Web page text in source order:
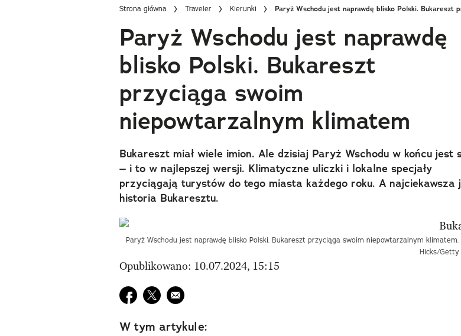
Strona główna Traveler Kierunki Paryż Wschodu jest naprawdę blisko Polski. Bukareszt
Paryż Wschodu jest naprawdę
blisko Polski. Bukareszt
przyciąga swoim
niepowtarzalnym klimatem
Bukareszt miał wiele imion. Ale dzisiaj Paryż Wschodu w końcu jest
– i to w najlepszej wersji. Klimatyczne uliczki i lokalne specjały
przyciągają turystów do tego miasta każdego roku. A najciekawsza
historia Bukaresztu.
Paryż Wschodu jest naprawdę blisko Polski. Bukareszt przyciąga swoim niepowtarzalnym klimatem.
Hicks/Getty
Opublikowano: 10.07.2024, 15:15
Udostępnij na facebook
Udostępnij na twitter
E-mail do przyjaciela
W tym artykule: